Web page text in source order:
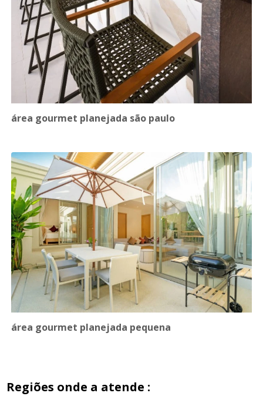
área gourmet planejada são paulo
área gourmet planejada pequena
Regiões onde a atende :